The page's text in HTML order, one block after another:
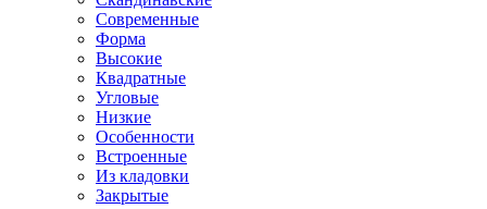
Современные
Форма
Высокие
Квадратные
Угловые
Низкие
Особенности
Встроенные
Из кладовки
Закрытые